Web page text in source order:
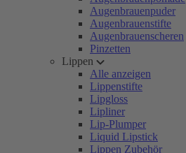
Augenbrauenpuder
Augenbrauenstifte
Augenbrauenscheren
Pinzetten
Lippen
Alle anzeigen
Lippenstifte
Lipgloss
Lipliner
Lip-Plumper
Liquid Lipstick
Lippen Zubehör